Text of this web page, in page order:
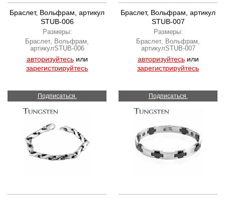
Браслет, Вольфрам, артикул
STUB-006
Размеры:
Браслет, Вольфрам,
артикулSTUB-006
авторизуйтесьили
зарегистрируйтесь
Браслет, Вольфрам, артикул
STUB-007
Размеры:
Браслет, Вольфрам,
артикулSTUB-007
авторизуйтесьили
зарегистрируйтесь
Подписаться. Подписаться.